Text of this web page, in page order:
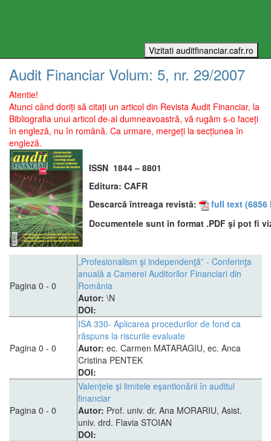
Audit Financiar Volum: 5, nr. 29/2007
Atentie!
Atunci când doriți să citați un articol din Revista Audit Financiar, la
Bibliografia unui articol de-al dumneavoastră, vă rugăm s-o faceți
în engleză, nu în română. Ca urmare, mergeți la secțiunea în
engleză.
ISSN 1844 – 8801
Editura: CAFR
Descarcă întreaga revistă:
full text (6856
Documentele sunt în format .PDF şi pot fi
Pagina 0 - 0
„Profesionalism şi independenţă” - Conferinţa
anuală a Camerei Auditorilor Financiari din
România
Autor: \N
DOI:
Pagina 0 - 0
ISA 330- Aplicarea procedurilor de fond ca
răspuns la riscurile evaluate
Autor: ec. Carmen MATARAGIU, ec. Anca
Cristina PENTEK
DOI:
Pagina 0 - 0
Valenţele şi limitele eşantionării în auditul
financiar
Autor: Prof. univ. dr. Ana MORARIU, Asist.
univ. drd. Flavia STOIAN
DOI: